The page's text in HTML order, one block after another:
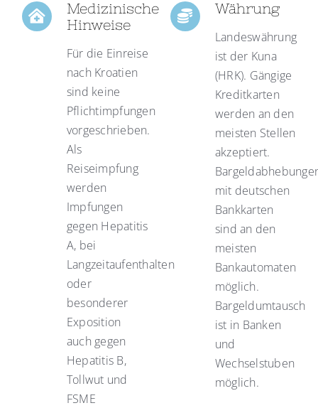
Medizinische
Hinweise
Für die Einreise
nach Kroatien
sind keine
Pflichtimpfungen
vorgeschrieben.
Als
Reiseimpfung
werden
Impfungen
gegen Hepatitis
A, bei
Langzeitaufenthalten
oder
besonderer
Exposition
auch gegen
Hepatitis B,
Tollwut und
FSME
Währung
Landeswährung
ist der Kuna
(HRK). Gängige
Kreditkarten
werden an den
meisten Stellen
akzeptiert.
mit deutschen
Bankkarten
sind an den
meisten
Bankautomaten
möglich.
Bargeldumtausch
ist in Banken
und
Wechselstuben
möglich.